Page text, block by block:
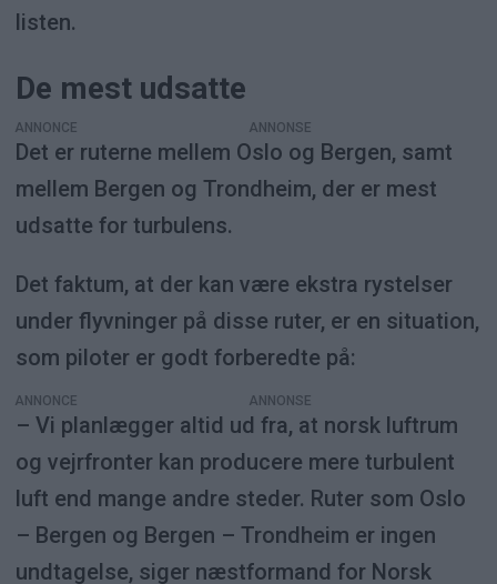
listen.
De mest udsatte
ANNONCE
Det er ruterne mellem Oslo og Bergen, samt
mellem Bergen og Trondheim, der er mest
udsatte for turbulens.
Det faktum, at der kan være ekstra rystelser
under flyvninger på disse ruter, er en situation,
som piloter er godt forberedte på:
ANNONCE
– Vi planlægger altid ud fra, at norsk luftrum
og vejrfronter kan producere mere turbulent
luft end mange andre steder. Ruter som Oslo
– Bergen og Bergen – Trondheim er ingen
undtagelse, siger næstformand for Norsk